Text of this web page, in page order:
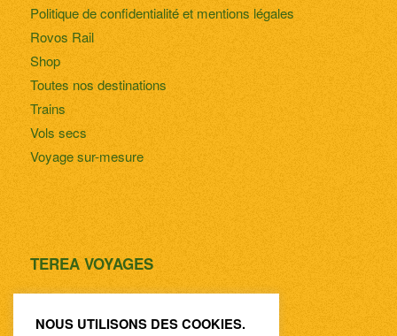
Politique de confidentialité et mentions légales
Rovos Rail
Shop
Toutes nos destinations
Trains
Vols secs
Voyage sur-mesure
TEREA VOYAGES
55 Bd Maréchal Joffre
83000 Toulon
NOUS UTILISONS DES COOKIES.